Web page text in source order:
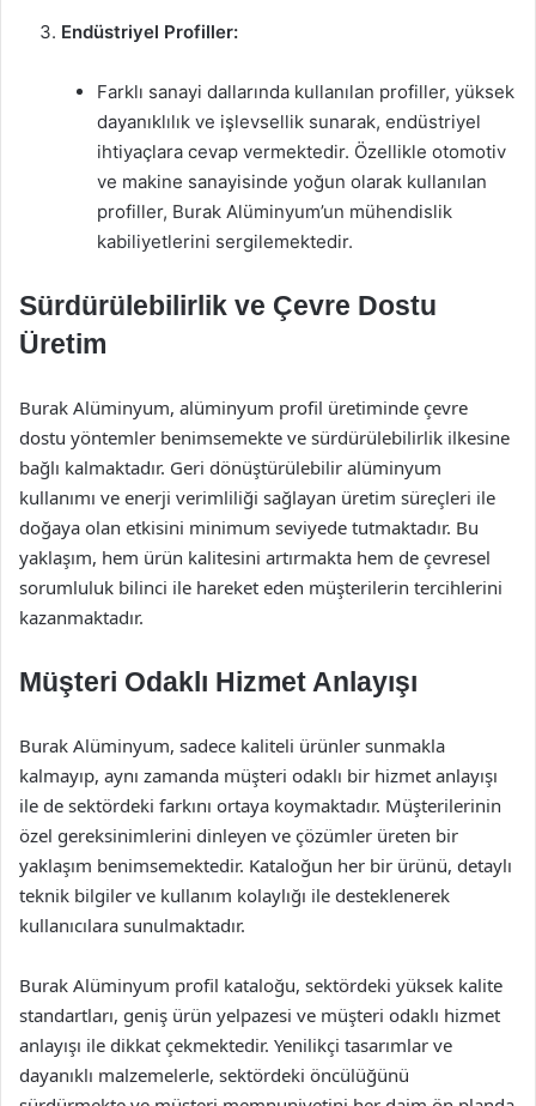
Endüstriyel Profiller:
Farklı sanayi dallarında kullanılan profiller, yüksek
dayanıklılık ve işlevsellik sunarak, endüstriyel
ihtiyaçlara cevap vermektedir. Özellikle otomotiv
ve makine sanayisinde yoğun olarak kullanılan
profiller, Burak Alüminyum’un mühendislik
kabiliyetlerini sergilemektedir.
Sürdürülebilirlik ve Çevre Dostu
Üretim
Burak Alüminyum, alüminyum profil üretiminde çevre
dostu yöntemler benimsemekte ve sürdürülebilirlik ilkesine
bağlı kalmaktadır. Geri dönüştürülebilir alüminyum
kullanımı ve enerji verimliliği sağlayan üretim süreçleri ile
doğaya olan etkisini minimum seviyede tutmaktadır. Bu
yaklaşım, hem ürün kalitesini artırmakta hem de çevresel
sorumluluk bilinci ile hareket eden müşterilerin tercihlerini
kazanmaktadır.
Müşteri Odaklı Hizmet Anlayışı
Burak Alüminyum, sadece kaliteli ürünler sunmakla
kalmayıp, aynı zamanda müşteri odaklı bir hizmet anlayışı
ile de sektördeki farkını ortaya koymaktadır. Müşterilerinin
özel gereksinimlerini dinleyen ve çözümler üreten bir
yaklaşım benimsemektedir. Kataloğun her bir ürünü, detaylı
teknik bilgiler ve kullanım kolaylığı ile desteklenerek
kullanıcılara sunulmaktadır.
Burak Alüminyum profil kataloğu, sektördeki yüksek kalite
standartları, geniş ürün yelpazesi ve müşteri odaklı hizmet
anlayışı ile dikkat çekmektedir. Yenilikçi tasarımlar ve
dayanıklı malzemelerle, sektördeki öncülüğünü